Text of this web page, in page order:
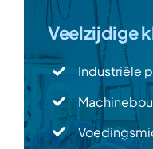
Veelzijdige
Industriële